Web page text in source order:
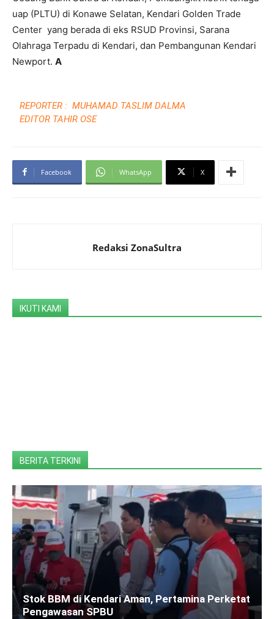
uap (PLTU) di Konawe Selatan, Kendari Golden Trade
Center yang berada di eks RSUD Provinsi, Sarana
Olahraga Terpadu di Kendari, dan Pembangunan Kendari
Newport. A
REPORTER : MUHAMAD TASLIM DALMA
EDITOR TAHIR OSE
Facebook WhatsApp X
Redaksi ZonaSultra
IKUTI KAMI
BERITA TERKINI
Stok BBM di Kendari Aman, Pertamina Perketat
Pengawasan SPBU